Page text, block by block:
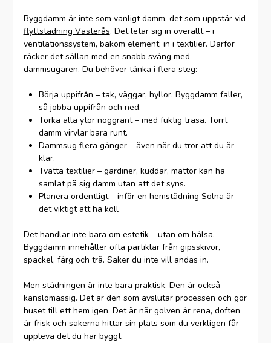
Byggdamm är inte som vanligt damm, det som uppstår vid
flyttstädning Västerås. Det letar sig in överallt – i
ventilationssystem, bakom element, in i textilier. Därför
räcker det sällan med en snabb sväng med
dammsugaren. Du behöver tänka i flera steg:
Börja uppifrån – tak, väggar, hyllor. Byggdamm faller,
så jobba uppifrån och ned.
Torka alla ytor noggrant – med fuktig trasa. Torrt
damm virvlar bara runt.
Dammsug flera gånger – även när du tror att du är
klar.
Tvätta textilier – gardiner, kuddar, mattor kan ha
samlat på sig damm utan att det syns.
Planera ordentligt – inför en hemstädning Solna är
det viktigt att ha koll
Det handlar inte bara om estetik – utan om hälsa.
Byggdamm innehåller ofta partiklar från gipsskivor,
spackel, färg och trä. Saker du inte vill andas in.
Men städningen är inte bara praktisk. Den är också
känslomässig. Det är den som avslutar processen och gör
huset till ett hem igen. Det är när golven är rena, doften
är frisk och sakerna hittar sin plats som du verkligen får
uppleva det du har byggt.